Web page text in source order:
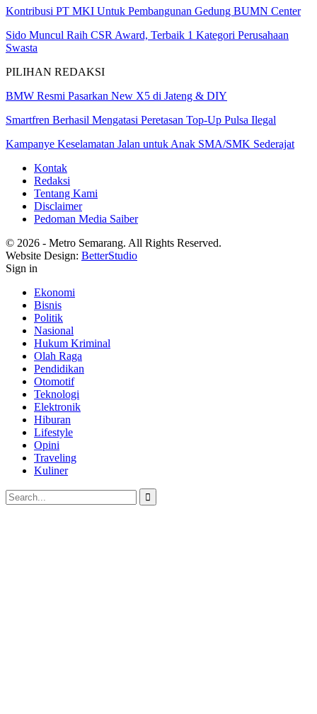
Kontribusi PT MKI Untuk Pembangunan Gedung BUMN Center
Sido Muncul Raih CSR Award, Terbaik 1 Kategori Perusahaan
Swasta
PILIHAN REDAKSI
BMW Resmi Pasarkan New X5 di Jateng & DIY
Smartfren Berhasil Mengatasi Peretasan Top-Up Pulsa Ilegal
Kampanye Keselamatan Jalan untuk Anak SMA/SMK Sederajat
Kontak
Redaksi
Tentang Kami
Disclaimer
Pedoman Media Saiber
© 2026 - Metro Semarang. All Rights Reserved.
Website Design: BetterStudio
Sign in
Ekonomi
Bisnis
Politik
Nasional
Hukum Kriminal
Olah Raga
Pendidikan
Otomotif
Teknologi
Elektronik
Hiburan
Lifestyle
Opini
Traveling
Kuliner